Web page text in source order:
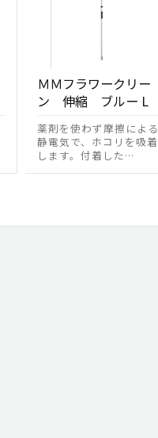
ＭＭフラワークリー
ン 伸縮 ブルー L
薬剤を使わず摩擦による
静電気で、ホコリを吸着
します。付着した…